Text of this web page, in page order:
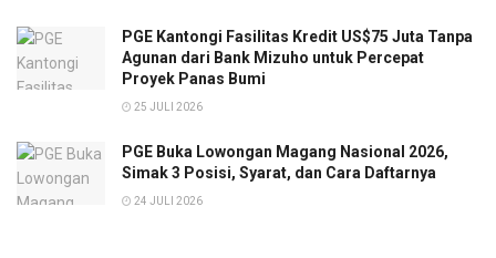
PGE Kantongi Fasilitas Kredit US$75 Juta Tanpa
Agunan dari Bank Mizuho untuk Percepat
Proyek Panas Bumi
25 JULI 2026
PGE Buka Lowongan Magang Nasional 2026,
Simak 3 Posisi, Syarat, dan Cara Daftarnya
24 JULI 2026